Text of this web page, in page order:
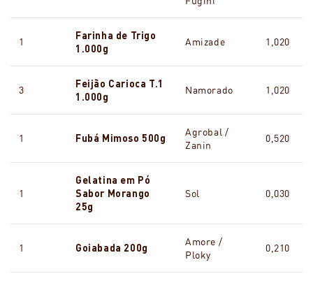
1
Farinha de Trigo
1.000g
Amizade 1,020
3
Feijão Carioca T.1
1.000g
Namorado 1,020
1 Fubá Mimoso 500g
Agrobal /
Zanin
0,520
1
Gelatina em Pó
Sabor Morango
25g
Sol 0,030
1 Goiabada 200g
Amore /
Ploky
0,210